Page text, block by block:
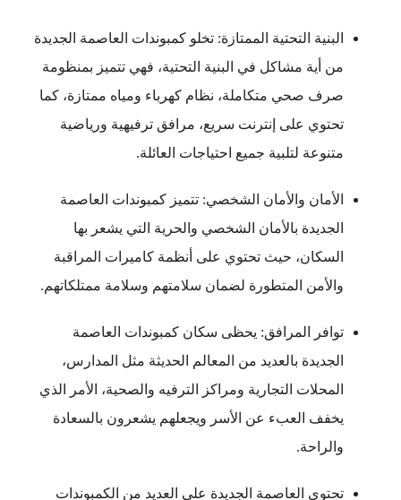
البنية التحتية الممتازة: تخلو كمبوندات العاصمة الجديدة
من أية مشاكل في البنية التحتية، فهي تتميز بمنظومة
صرف صحي متكاملة، نظام كهرباء ومياه ممتازة، كما
تحتوي على إنترنت سريع، مرافق ترفيهية ورياضية
متنوعة لتلبية جميع احتياجات العائلة.
الأمان والأمان الشخصي: تتميز كمبوندات العاصمة
الجديدة بالأمان الشخصي والحرية التي يشعر بها
السكان، حيث تحتوي على أنظمة كاميرات المراقبة
والأمن المتطورة لضمان سلامتهم وسلامة ممتلكاتهم.
توافر المرافق: يحظى سكان كمبوندات العاصمة
الجديدة بالعديد من المعالم الحديثة مثل المدارس،
المحلات التجارية ومراكز الترفيه والصحية، الأمر الذي
يخفف العبء عن الأسر ويجعلهم يشعرون بالسعادة
والراحة.
تحتوي العاصمة الجديدة على العديد من الكمبوندات